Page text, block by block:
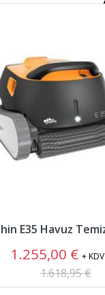
1.255,00 €+ KDV
1.618,95 €